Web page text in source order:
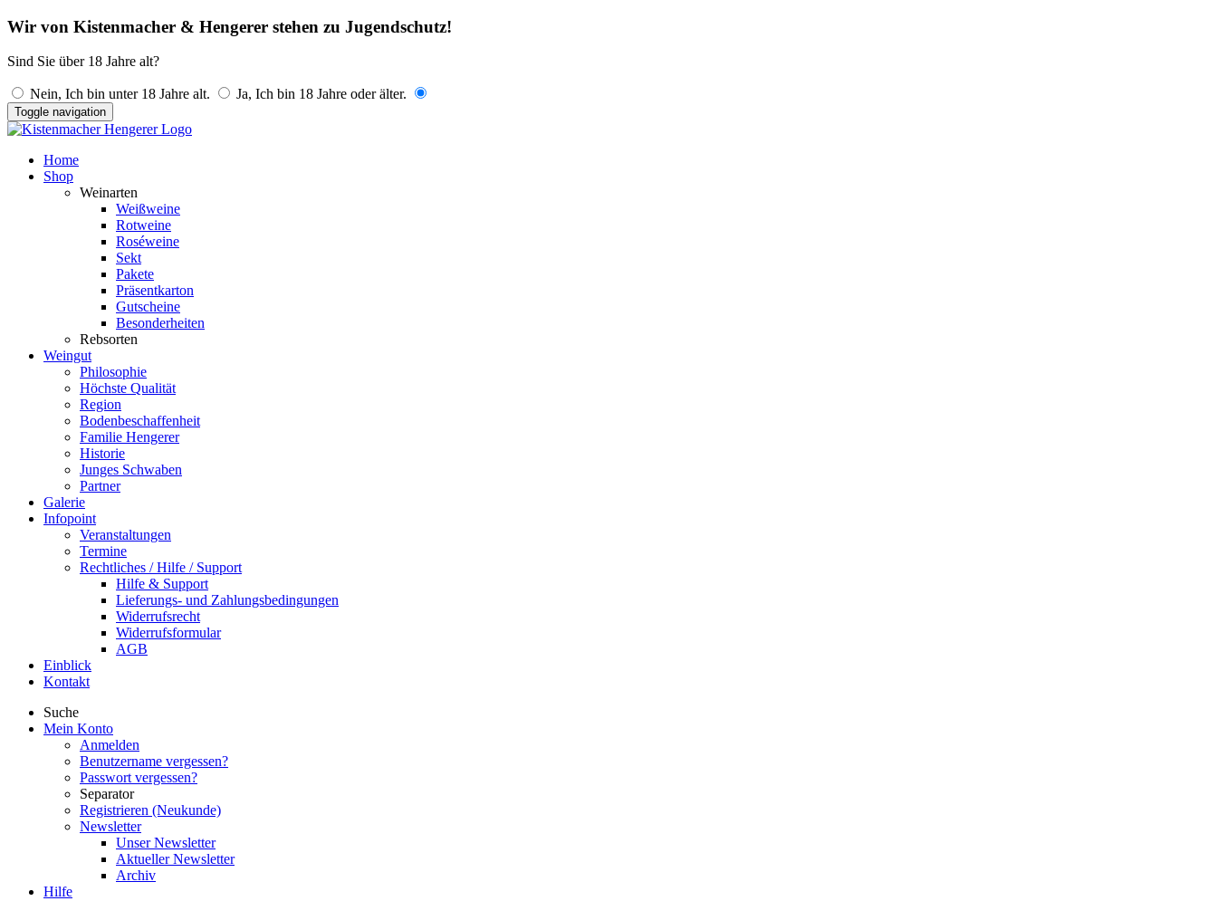
Wir von Kistenmacher & Hengerer stehen zu Jugendschutz!
Sind Sie über 18 Jahre alt?
Nein, Ich bin unter 18 Jahre alt. Ja, Ich bin 18 Jahre oder älter.
Toggle navigation
Home
Shop
Weinarten
Weißweine
Rotweine
Roséweine
Sekt
Pakete
Präsentkarton
Gutscheine
Besonderheiten
Rebsorten
Weingut
Philosophie
Höchste Qualität
Region
Bodenbeschaffenheit
Familie Hengerer
Historie
Junges Schwaben
Partner
Galerie
Infopoint
Veranstaltungen
Termine
Rechtliches / Hilfe / Support
Hilfe & Support
Lieferungs- und Zahlungsbedingungen
Widerrufsrecht
Widerrufsformular
AGB
Einblick
Kontakt
Suche
Mein Konto
Anmelden
Benutzername vergessen?
Passwort vergessen?
Separator
Registrieren (Neukunde)
Newsletter
Unser Newsletter
Aktueller Newsletter
Archiv
Hilfe